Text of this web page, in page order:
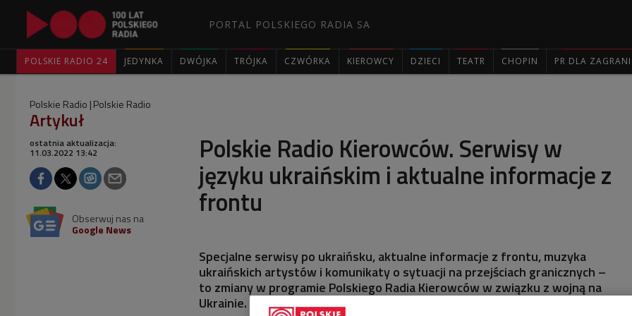
PORTAL POLSKIEGO RADIA SA
POLSKIE RADIO 24 JEDYNKA DWÓJKA TRÓJKA CZWÓRKA KIEROWCY DZIECI TEATR CHOPIN PR DLA
Polskie Radio Polskie Radio
Artykuł
Polskie Radio Kierowców. Serwisy w
języku ukraińskim i aktualne informacje z
frontu
ostatnia aktualizacja:
11.03.2022 13:42
Obserwuj nas na
Google News
Specjalne serwisy po ukraińsku, aktualne informacje z frontu, muzyka
ukraińskich artystów i komunikaty o sytuacji na przejściach granicznych –
to zmiany w programie Polskiego Radia Kierowców w związku z wojną na
Ukrainie. Zapraszamy do słuchania.